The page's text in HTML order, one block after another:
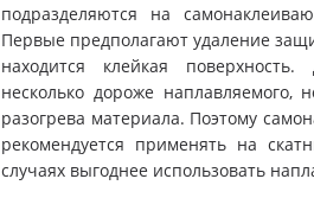
подразделяются на
Первые предполагают удаление
находится клейкая
несколько дороже наплавляемого,
разогрева материала. Поэтому
рекомендуется применять на
случаях выгоднее использовать